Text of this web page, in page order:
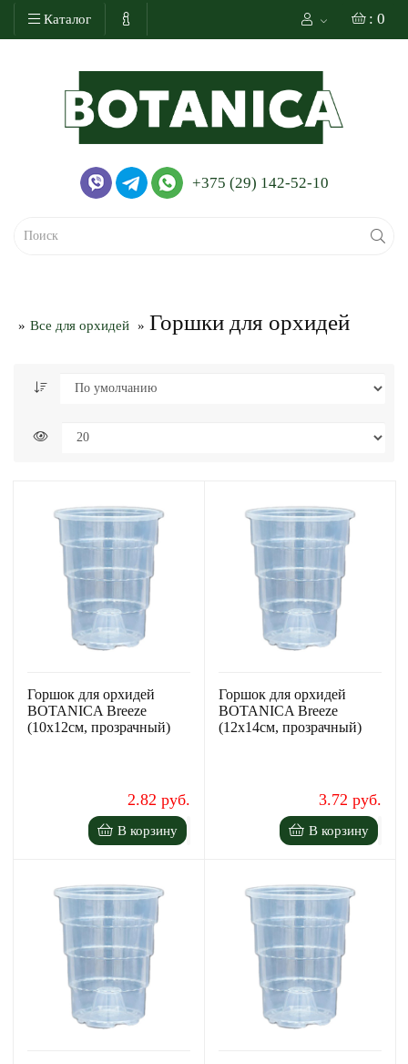
: 0
Каталог
+375 (29) 142-52-10
Все для орхидей Горшки для орхидей
Горшок для орхидей
BOTANICA Breeze
(10х12cм, прозрачный)
2.82 руб.
В корзину
Горшок для орхидей
BOTANICA Breeze
(12х14cм, прозрачный)
3.72 руб.
В корзину